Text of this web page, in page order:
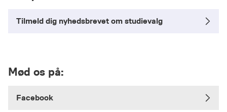
Tilmeld dig nyhedsbrevet om studievalg
Mød os på:
Facebook